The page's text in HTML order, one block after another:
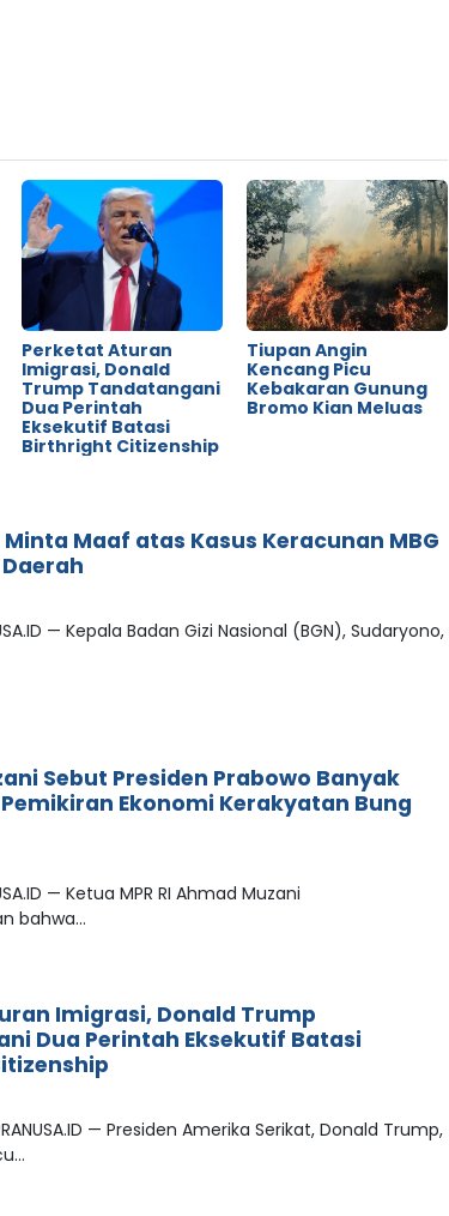
Perketat Aturan
Imigrasi, Donald
Trump Tandatangani
Dua Perintah
Eksekutif Batasi
Birthright Citizenship
Tiupan Angin
Kencang Picu
Kebakaran Gunung
Bromo Kian Meluas
Minta Maaf atas Kasus Keracunan MBG
— Kepala Badan Gizi Nasional (BGN), Sudaryono,
Sebut Presiden Prabowo Banyak
Ekonomi Kerakyatan Bung
— Ketua MPR RI Ahmad Muzani
bahwa…
Imigrasi, Donald Trump
Dua Perintah Eksekutif Batasi
— Presiden Amerika Serikat, Donald Trump,